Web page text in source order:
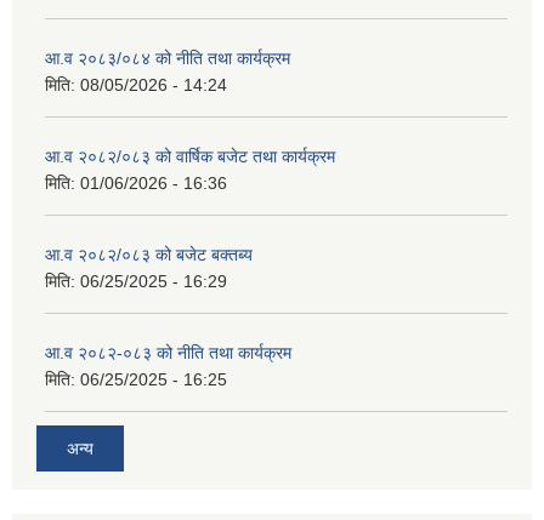
आ.व २०८३/०८४ को नीति तथा कार्यक्रम
मिति: 08/05/2026 - 14:24
आ.व २०८२/०८३ को वार्षिक बजेट तथा कार्यक्रम
मिति: 01/06/2026 - 16:36
आ.व २०८२/०८३ को बजेट बक्तब्य
मिति: 06/25/2025 - 16:29
आ.व २०८२-०८३ को नीति तथा कार्यक्रम
मिति: 06/25/2025 - 16:25
अन्य